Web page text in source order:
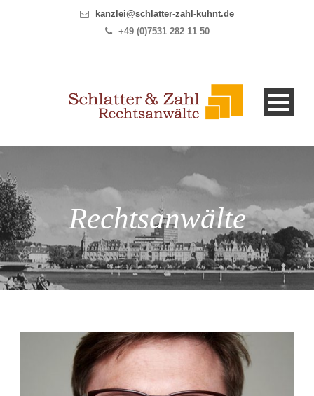
kanzlei@schlatter-zahl-kuhnt.de
+49 (0)7531 282 11 50
Rechtsanwälte